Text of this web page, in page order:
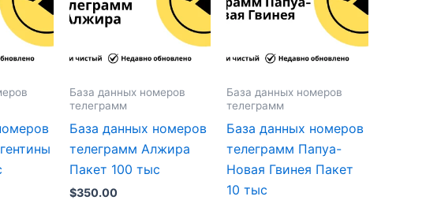
База данных номеров
телеграмм
База данных номеров
телеграмм Алжира
Пакет 100 тыс
$350.00
База данных номеров
телеграмм
База данных номеров
телеграмм Папуа-
Новая Гвинея Пакет
10 тыс